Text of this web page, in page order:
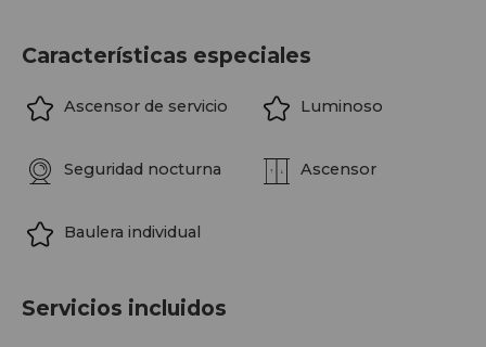
buscan metros, vistas y una ubicación privilegiada en uno
de los barrios más exclusivos de Buenos Aires.
Apto crédito. Una propiedad ideal para actualizar y
excepcionales y el potencial de una ubicación que
Características especiales
Ascensor de servicio Luminoso
Seguridad nocturna Ascensor
Baulera individual
Servicios incluidos